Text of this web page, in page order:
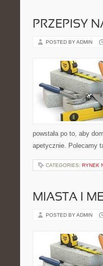
PRZEPISY
POSTED BY ADMIN
powstała po to, aby
apetycznie. Polecamy
CATEGORIES: RYNEK
MIASTA I
POSTED BY ADMIN